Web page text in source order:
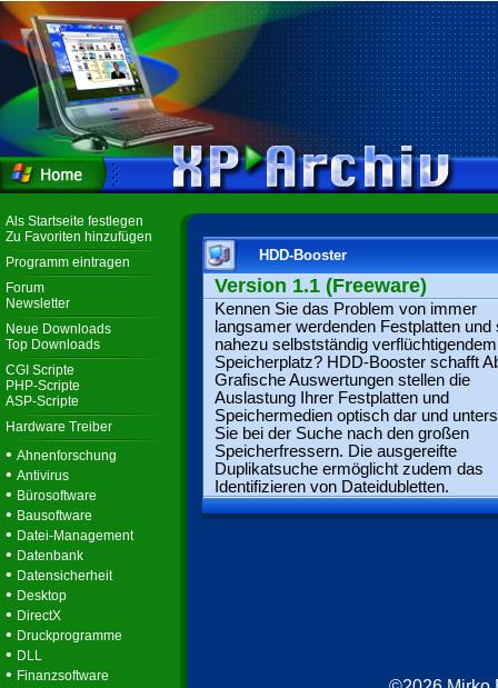
Als Startseite festlegen
Zu Favoriten hinzufügen
Programm eintragen
Forum
Newsletter
Neue Downloads
Top Downloads
CGI Scripte
PHP-Scripte
ASP-Scripte
Hardware Treiber
• Ahnenforschung
• Antivirus
• Bürosoftware
• Bausoftware
• Datei-Management
• Datenbank
• Datensicherheit
• Desktop
• DirectX
• Druckprogramme
• DLL
• Finanzsoftware
HDD-Booster
Version 1.1 (Freeware)
Kennen Sie das Problem von immer
langsamer werdenden Festplatten und
nahezu selbstständig verflüchtigendem
Speicherplatz? HDD-Booster schafft
Grafische Auswertungen stellen die
Auslastung Ihrer Festplatten und
Speichermedien optisch dar und
Sie bei der Suche nach den großen
Speicherfressern. Die ausgereifte
Duplikatsuche ermöglicht zudem das
Identifizieren von Dateidubletten.